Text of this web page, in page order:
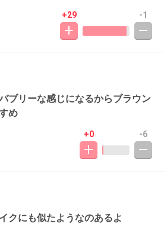
+29 -1
ブリーな感じになるからブラウン
め
+0 -6
クにも似たようなのあるよ